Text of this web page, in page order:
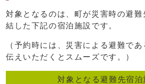
対象となるのは、町が災害時の避
結した下記の宿泊施設です。
（予約時には、災害による避難で
伝えいただくとスムーズです。）
対象となる避難先宿泊